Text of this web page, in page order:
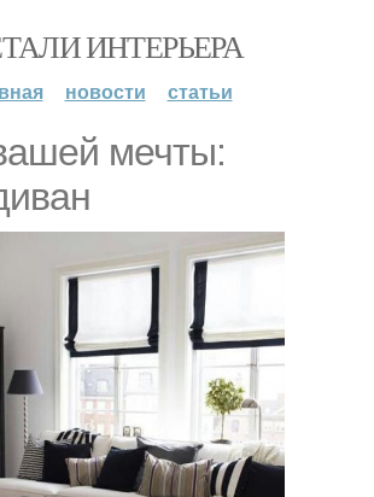
ИНТЕРЬЕРА
новости статьи
мечты: